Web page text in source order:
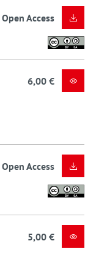
Open Access
6,00 €
Open Access
5,00 €